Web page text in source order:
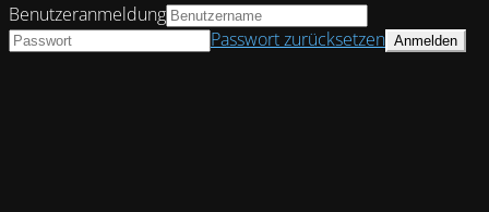
Benutzeranmeldung
Passwort zurücksetzen